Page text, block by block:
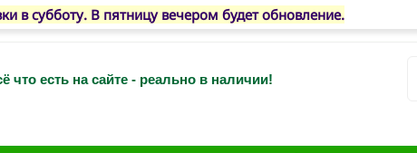
в субботу. В пятницу вечером будет обновление.
есть на сайте - реально в наличии!